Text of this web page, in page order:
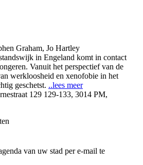
Graham, Jo Hartley
in Engeland komt in contact
Vanuit het perspectief van de
werkloosheid en xenofobie in het
geschetst. ..lees meer
129 129-133, 3014 PM,
van uw stad per e-mail te